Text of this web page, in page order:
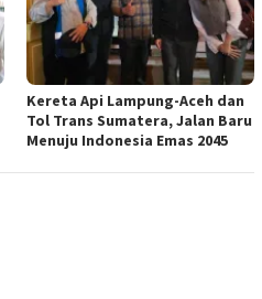
Kereta Api Lampung-Aceh dan
Tol Trans Sumatera, Jalan Baru
Menuju Indonesia Emas 2045